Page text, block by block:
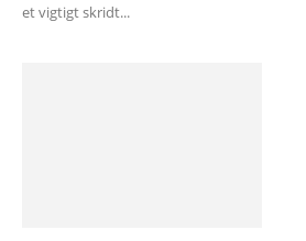
et vigtigt skridt...